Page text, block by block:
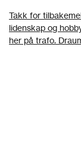
Takk for
lidenskap og
her på trafo.